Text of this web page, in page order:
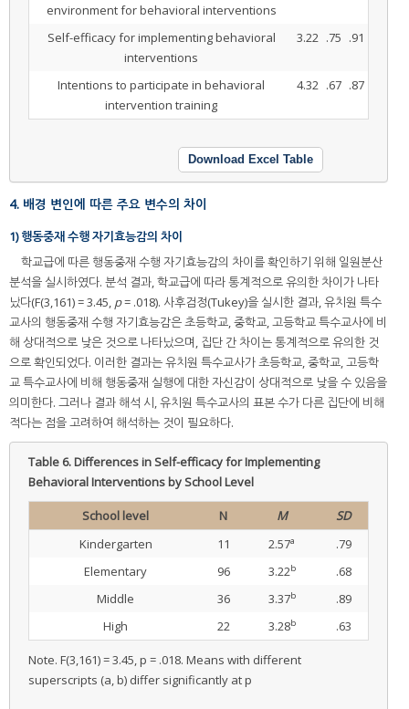
environment for behavioral interventions
Self-efficacy for implementing behavioral
interventions
3.22 .75 .91
Intentions to participate in behavioral
intervention training
4.32 .67 .87
Download Excel Table
4. 배경 변인에 따른 주요 변수의 차이
1) 행동중재 수행 자기효능감의 차이
학교급에 따른 행동중재 수행 자기효능감의 차이를 확인하기 위해 일원분산
분석을 실시하였다. 분석 결과, 학교급에 따라 통계적으로 유의한 차이가 나타
났다(F(3,161) = 3.45, p= .018). 사후검정(Tukey)을 실시한 결과, 유치원 특수
교사의 행동중재 수행 자기효능감은 초등학교, 중학교, 고등학교 특수교사에 비
해 상대적으로 낮은 것으로 나타났으며, 집단 간 차이는 통계적으로 유의한 것
으로 확인되었다. 이러한 결과는 유치원 특수교사가 초등학교, 중학교, 고등학
교 특수교사에 비해 행동중재 실행에 대한 자신감이 상대적으로 낮을 수 있음을
의미한다. 그러나 결과 해석 시, 유치원 특수교사의 표본 수가 다른 집단에 비해
적다는 점을 고려하여 해석하는 것이 필요하다.
Table 6.Differences in Self-efficacy for Implementing
Behavioral Interventions by School Level
School level N M
SD
Kindergarten
11 2.57a
.79
Elementary
96 3.22b
.68
Middle
36 3.37b
.89
High
22 3.28b .63
Note. F(3,161) = 3.45, p = .018. Means with different
superscripts (a, b) differ significantly at p